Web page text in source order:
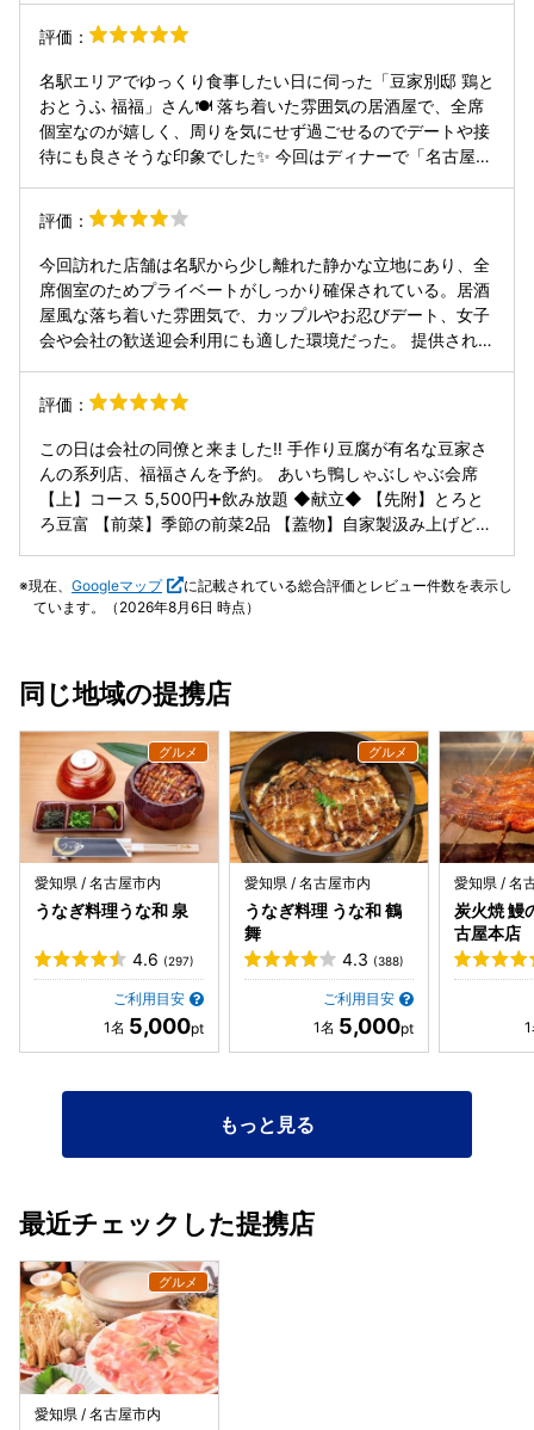
ヘルシーです。最後は旨味が凝縮されたお出汁でいただく
ち食感まで完璧な流れでした。 「堅苦しすぎず、料理はどれ
も本物で素晴らしい」と先方に太鼓判を押していただき、こ
こを選んで大正解でした。ビジネスでもプライベートでも外
さない、自信を持っておすすめできる名店です。
今回は、名古屋コーチンのしゃぶしゃぶコースに飲み放題を
付けて利用しました。最初に提供されるお通しは、豆腐はい
くらがのって美味しかったです。名物の「とろとろ豆富」
は、ねっとりとした食感と大豆の濃厚な旨みが印象的で、一
口目からしっかりと存在感があります。続く汲み上げ豆腐は
だし醤油でいただきましたが、シンプルな味付けだからこ
そ、大豆本来の甘みと香りが際立つ一品でした。 メインの名
通した鶏肉はほどよい弾力と旨みがあり、野菜と合わせても
と、味にアクセントが生まれてまた違った美味しさが引き立
ちます。 締めのラーメンは、鶏の旨みが凝縮されたスープを
余すことなく味わえる満足度の高い一杯。デザートの豆乳プ
リンは、なめらかな口当たりと優しい甘さで、コースの最後
を心地よく締めてくれました。 落ち着いた空間でゆったり過
ごせるため、ビジネス利用でも安心感があり、友人や家族と
酒をゆっくり楽しみたい方には、ぜひ訪れてほしい一軒で
す。
評価：
名駅エリアでゆっくり食事したい日に伺った「豆家別邸 鶏と
おとうふ 福福」さん🍽️ 落ち着いた雰囲気の居酒屋で、全席
個室なのが嬉しく、周りを気にせず過ごせるのでデートや接
待にも良さそうな印象でした✨ 今回はディナーで「名古屋コ
てくるお豆腐がとても印象的で、大豆の味がしっかり濃く
て、普段食べるものとは違う“ちょっと特別感のある美味し
さ”🥢 メインの名古屋コーチンのしゃぶしゃぶは、お肉が柔
らかくて上品な味わい。鶏肉なので重たすぎず、罪悪感なく
食べられるのも30代的には嬉しいポイント☺️ 野菜もたっぷ
りとれて、全体的にバランスの良い内容でした。 飲み放題も
に。 今回はディナー利用でしたが、ランチ営業もあるみたい
駅で落ち着いて食事ができる居酒屋を探している方におすす
めです
評価：
今回訪れた店舗は名駅から少し離れた静かな立地にあり、全
席個室のためプライベートがしっかり確保されている。居酒
屋風な落ち着いた雰囲気で、カップルやお忍びデート、女子
会や会社の歓送迎会利用にも適した環境だった。 提供された
可能。選んだ出汁はゆずの香りが爽やかで、全体の味わいを
引き立てていました。 前菜としてきんぴらと豆腐が提供さ
れ、特に豆腐はしっかりとした量があり満足感が高い。しゃ
ぶしゃぶの具材は野菜が豊富で、三つ葉、ネギ、えのき、も
やし、マロニーなどが揃っていた。鶏肉は胸肉とモモ肉を圧
着した珍しい肉でこの圧着肉は初めての食感で、コシがしっ
かりしており印象的だった。全体として、個室の落ち着いた
事体験となった。
評価：
この日は会社の同僚と来ました‼️ 手作り豆腐が有名な豆家さ
んの系列店、福福さんを予約。 あいち鴨しゃぶしゃぶ会席
【上】コース 5,500円➕飲み放題 ◆献立◆ 【先附】とろと
ろ豆富 【前菜】季節の前菜2品 【蓋物】自家製汲み上げどう
【〆の品】きしめん 【別腹】豆乳プリン まずはビールで乾
杯🍻 日々頑張れるのも、この一杯のために‼️ 先ずは前菜3種
中まで味が染みてます。 ・お作り マグロ、サーモン、イカ
味しい。 大豆の香りとの相性抜群！ 滑らかな口溶けはさす
がです。 ・あいち鴨のしゃぶしゃぶ 見事なあいち鴨のお
肉。 脂と身のコントラストが美しい✨ スタッフさんが作り
方を丁寧に教えてくださいます。 山盛りのお野菜とお豆腐を
全部入れて、沸いたら鴨を入れてしゃぶしゃぶ。 あいち鴨は
噛んだ瞬間に旨みが口の中で溢れ出しだと思ったら脂の甘み
が追いかけてくる〜😍 焼きネギと食べると最強‼️ ・〆のきし
めん 鴨の上質な脂が溶け出した鍋つゆ。 こんなの美味しく
ないわけがない‼️ 残った汁、持って帰りたいくらい美味し
めの黒蜜ときなこ。さっぱりした味なので、お腹いっぱいで
もペロリと完食です😋 美味しいあいち鴨を個室でまったり
食なんかにもバッチリ👌 今度は名古屋コーチンも食べてみた
いな🎶 ごちそうさまでした😍
現在、 Googleマップ
に記載されている総合評価とレビュー件数を表示し
ています。（2026年8月6日 時点）
同じ地域の提携店
愛知県 / 名古屋市内
うなぎ料理うな和 泉
4.6 (297)
ご利用目安
5,000
愛知県 / 名古屋市内
うなぎ料理 うな和 鶴
舞
4.3 (388)
ご利用目安
5,000
愛知県 / 名
炭火焼 鰻
古屋本店
もっと見る
最近チェックした提携店
愛知県 / 名古屋市内